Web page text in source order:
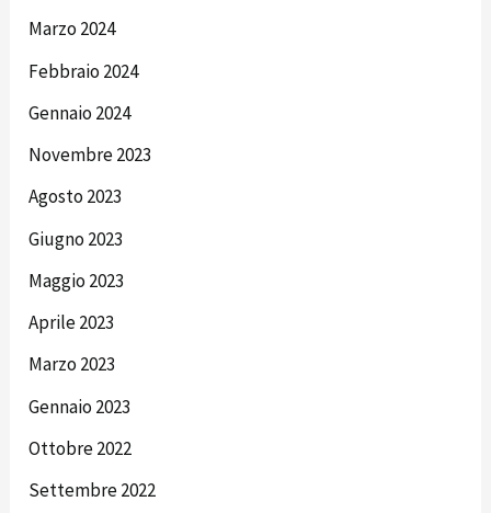
Marzo 2024
Febbraio 2024
Gennaio 2024
Novembre 2023
Agosto 2023
Giugno 2023
Maggio 2023
Aprile 2023
Marzo 2023
Gennaio 2023
Ottobre 2022
Settembre 2022